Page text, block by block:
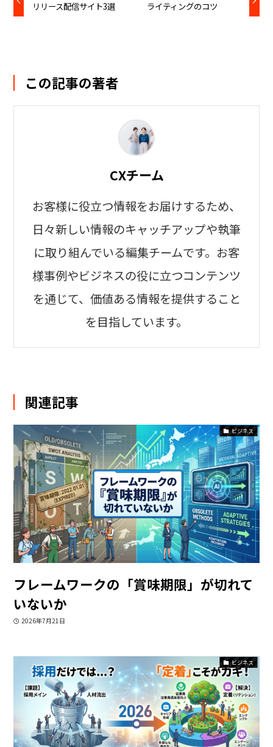
リリース配信サイト3選
ライティングのコツ
この記事の著者
CXチーム
お客様に役立つ情報をお届けするため、
日々新しい情報のキャッチアップや執筆
に取り組んでいる編集チームです。お客
様事例やビジネスの役に立つコンテンツ
を通じて、価値ある情報を提供すること
を目指しています。
関連記事
ビジネス
フレームワークの「賞味期限」が切れて
いないか
2026年7月21日
ビジネス